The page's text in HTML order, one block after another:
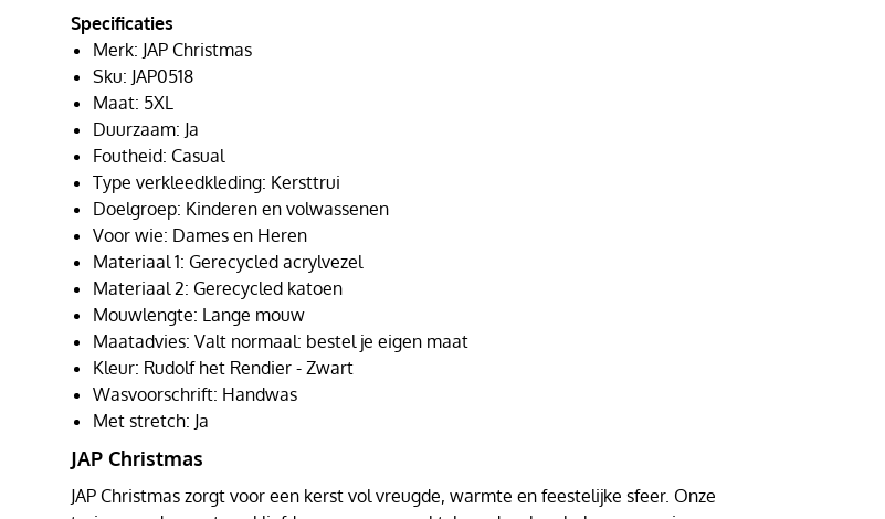
Specificaties
Merk: JAP Christmas
Sku: JAP0518
Maat: 5XL
Duurzaam: Ja
Foutheid: Casual
Type verkleedkleding: Kersttrui
Doelgroep: Kinderen en volwassenen
Voor wie: Dames en Heren
Materiaal 1: Gerecycled acrylvezel
Materiaal 2: Gerecycled katoen
Mouwlengte: Lange mouw
Maatadvies: Valt normaal: bestel je eigen maat
Kleur: Rudolf het Rendier - Zwart
Wasvoorschrift: Handwas
Met stretch: Ja
JAP Christmas
JAP Christmas zorgt voor een kerst vol vreugde, warmte en feestelijke sfeer. Onze